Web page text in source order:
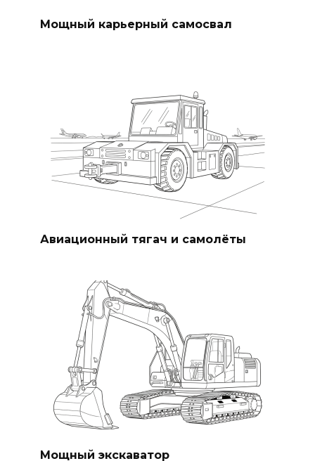
Мощный карьерный самосвал
Авиационный тягач и самолёты
Мощный экскаватор